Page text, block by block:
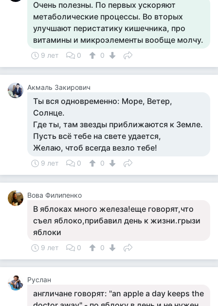
Очень полезны. По первых ускоряют
метаболические процессы. Во вторых
улучшают перистатику кишечника, про
витамины и микроэлементы вообще молчу.
9 лет 0 0
Акмаль Закирович
Ты вся одновременно: Море, Ветер,
Солнце.
Где ты, там звезды приближаются к Земле.
Пусть всё тебе на свете удается,
Желаю, чтоб всегда везло тебе!
9 лет 0 0
Вова Филипенко
В яблоках много железа!еще говорят,что
съел яблоко,прибавил день к жизни.грызи
яблоки
9 лет 0 0
Руслан
англичане говорят: "an apple a day keeps the